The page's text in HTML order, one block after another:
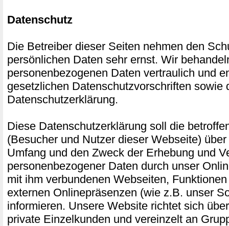
Datenschutz
Die Betreiber dieser Seiten nehmen den
persönlichen Daten sehr ernst. Wir
personenbezogenen Daten vertraulich und
gesetzlichen Datenschutzvorschriften sowie
Datenschutzerklärung.
Diese Datenschutzerklärung soll die
(Besucher und Nutzer dieser Webseite)
Umfang und den Zweck der Erhebung und
personenbezogener Daten durch unser
mit ihm verbundenen Webseiten,
externen Onlinepräsenzen (wie z.B. unser
informieren. Unsere Website richtet sich
private Einzelkunden und vereinzelt an